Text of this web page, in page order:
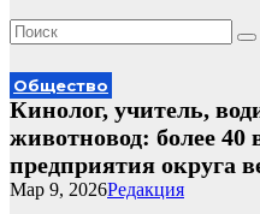
Общество
Кинолог, учитель,
животновод: более 40
предприятия округа
Редакция
Мар 9, 2026